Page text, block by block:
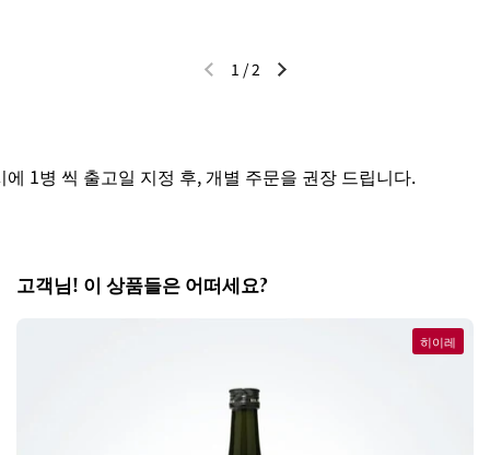
이전 슬라이드다음 슬라이드
1 /2
병 씩 출고일 지정 후, 개별 주문을 권장 드립니다.
고객님! 이 상품들은 어떠세요?
히이레